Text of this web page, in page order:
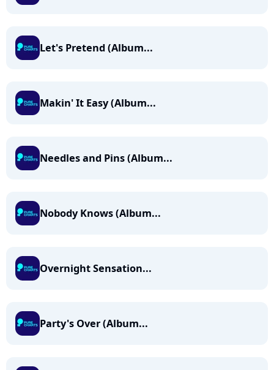
Let's Pretend (Album...
Makin' It Easy (Album...
Needles and Pins (Album...
Nobody Knows (Album...
Overnight Sensation...
Party's Over (Album...